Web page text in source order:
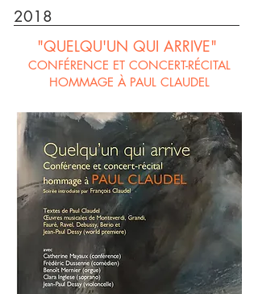
2018
"QUELQU'UN QUI ARRIVE"
CONFÉRENCE ET CONCERT-RÉCITAL
HOMMAGE À PAUL CLAUDEL